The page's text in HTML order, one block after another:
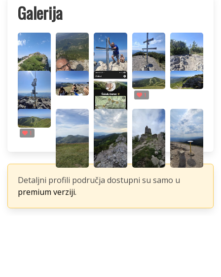
Galerija
1
1
Detaljni profili područja dostupni su samo u
premium verziji.